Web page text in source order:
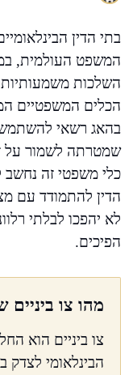
בתי הדין
המשפט העולמית,
השלכות משמעותיות
הכלים המשפטיים
בהאג רשאי להשתמש
שמטרתה לשמור על
כלי משפטי זה
הדין להתמודד עם
לא יהפכו לבלתי
הפיכים.
מהו צו ביניים
צו ביניים הוא
הבינלאומי לצדק